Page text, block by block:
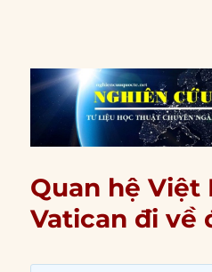
Quan hệ Việt
Vatican đi về